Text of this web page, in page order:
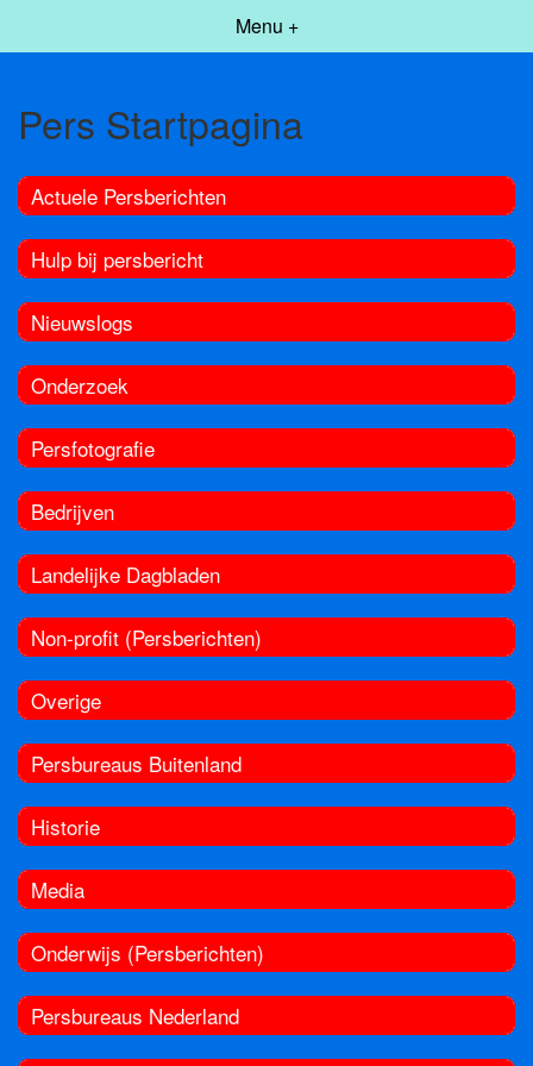
Menu +
Pers Startpagina
Actuele Persberichten
Hulp bij persbericht
Nieuwslogs
Onderzoek
Persfotografie
Bedrijven
Landelijke Dagbladen
Non-profit (Persberichten)
Overige
Persbureaus Buitenland
Historie
Media
Onderwijs (Persberichten)
Persbureaus Nederland